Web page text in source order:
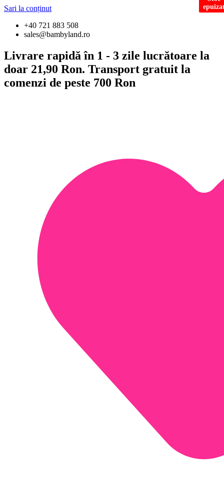
Sari la conținut
+40 721 883 508
sales@bambyland.ro
Livrare rapidă în 1 - 3 zile lucrătoare la
doar 21,90 Ron. Transport gratuit la
comenzi de peste 700 Ron